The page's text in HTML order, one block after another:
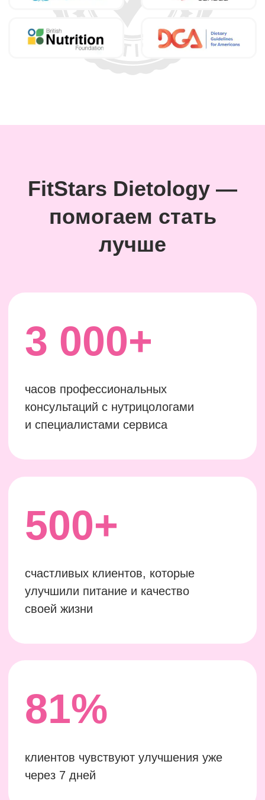
81%
счастливых клиентов, которые
улучшили питание и качество
Наши нутрициологи
Прошли проверку и собеседование
+50
Сертифицированное профильное